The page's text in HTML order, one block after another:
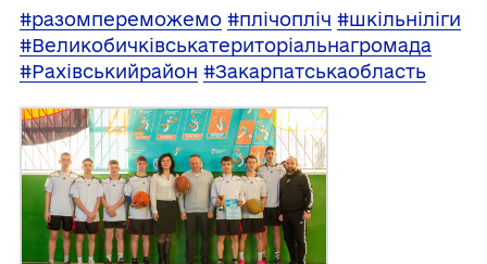
#разомпереможемо #плічопліч #шкільніліги
#Великобичківськатериторіальнагромада
#Рахівськийрайон #Закарпатськаобласть